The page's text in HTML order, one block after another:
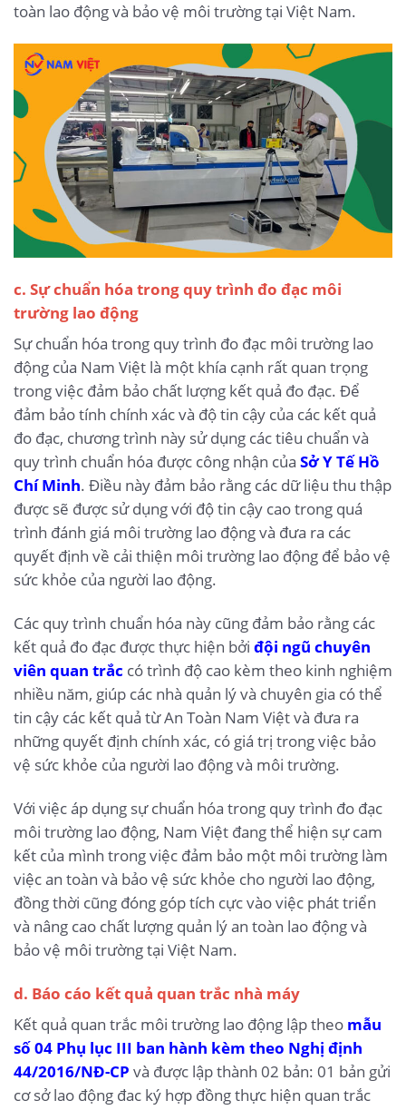
toàn lao động và bảo vệ môi trường tại Việt Nam.
c. Sự chuẩn hóa trong quy trình đo đạc môi
trường lao động
Sự chuẩn hóa trong quy trình đo đạc môi trường lao
động của Nam Việt là một khía cạnh rất quan trọng
trong việc đảm bảo chất lượng kết quả đo đạc. Để
đảm bảo tính chính xác và độ tin cậy của các kết quả
đo đạc, chương trình này sử dụng các tiêu chuẩn và
quy trình chuẩn hóa được công nhận của Sở Y Tế Hồ
Chí Minh. Điều này đảm bảo rằng các dữ liệu thu thập
được sẽ được sử dụng với độ tin cậy cao trong quá
trình đánh giá môi trường lao động và đưa ra các
quyết định về cải thiện môi trường lao động để bảo vệ
sức khỏe của người lao động.
Các quy trình chuẩn hóa này cũng đảm bảo rằng các
kết quả đo đạc được thực hiện bởi đội ngũ chuyên
viên quan trắc có trình độ cao kèm theo kinh nghiệm
nhiều năm, giúp các nhà quản lý và chuyên gia có thể
tin cậy các kết quả từ An Toàn Nam Việt và đưa ra
những quyết định chính xác, có giá trị trong việc bảo
vệ sức khỏe của người lao động và môi trường.
Với việc áp dụng sự chuẩn hóa trong quy trình đo đạc
môi trường lao động, Nam Việt đang thể hiện sự cam
kết của mình trong việc đảm bảo một môi trường làm
việc an toàn và bảo vệ sức khỏe cho người lao động,
đồng thời cũng đóng góp tích cực vào việc phát triển
và nâng cao chất lượng quản lý an toàn lao động và
bảo vệ môi trường tại Việt Nam.
d. Báo cáo kết quả quan trắc nhà máy
Kết quả quan trắc môi trường lao động lập theo mẫu
số 04 Phụ lục III ban hành kèm theo Nghị định
44/2016/NĐ-CP và được lập thành 02 bản: 01 bản gửi
cơ sở lao động đac ký hợp đồng thực hiện quan trắc